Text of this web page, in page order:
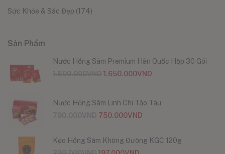
Sức Khỏe & Sắc Đẹp (174)
Sản Phẩm
Nước Hồng Sâm Premium Hàn Quốc Hộp 30 Gói
1.650.000VND
Nước Hồng Sâm Linh Chi Táo Tàu
750.000VND
Kẹo Hồng Sâm Không Đường KGC 120g